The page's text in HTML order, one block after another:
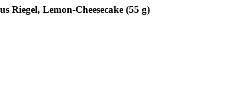
Riegel, Lemon-Cheesecake (55 g)